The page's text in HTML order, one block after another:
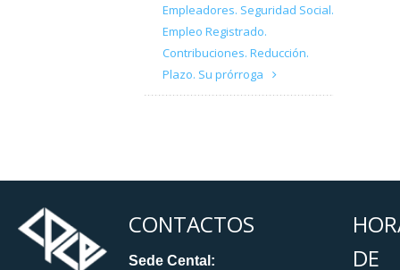
Empleadores. Seguridad Social.
Empleo Registrado.
Contribuciones. Reducción.
Plazo. Su prórroga
CONTACTOS
Sede Cental:
DE